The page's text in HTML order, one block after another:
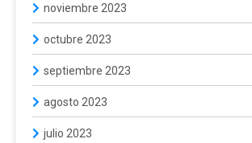
noviembre 2023
octubre 2023
septiembre 2023
agosto 2023
julio 2023